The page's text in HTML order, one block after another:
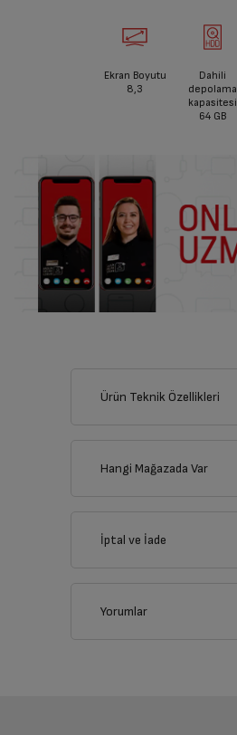
Ekran Boyutu
8,3
Dahili
depolama
kapasitesi
64 GB
Ürün Teknik Özellikleri
Hangi Mağazada Var
İptal ve İade
Yorumlar